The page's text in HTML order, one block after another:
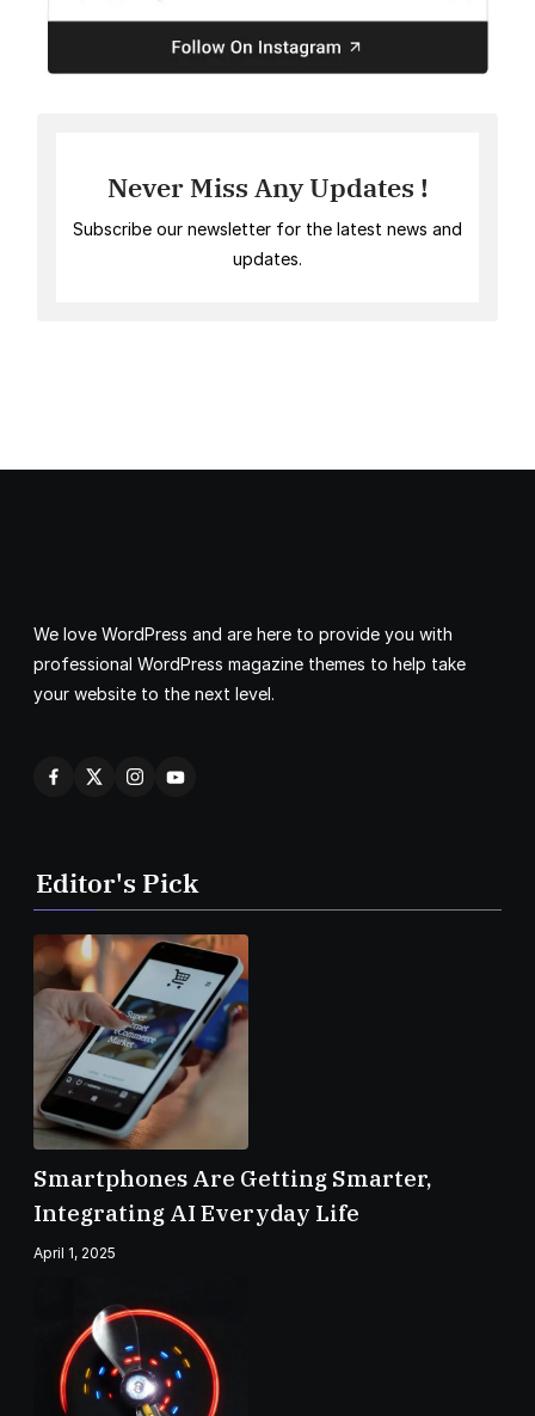
Never Miss Any Updates !
Subscribe our newsletter for the latest news and
updates.
We love WordPress and are here to provide you with
professional WordPress magazine themes to help take
your website to the next level.
Editor's Pick
Smartphones Are Getting Smarter,
Integrating AI Everyday Life
April 1, 2025